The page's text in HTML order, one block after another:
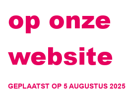
op onze
website
GEPLAATST OP 5 AUGUSTUS 2025